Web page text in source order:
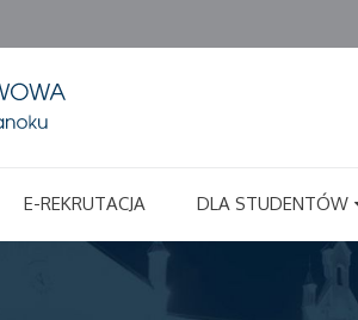
E-REKRUTACJA DLA STUDENTÓW